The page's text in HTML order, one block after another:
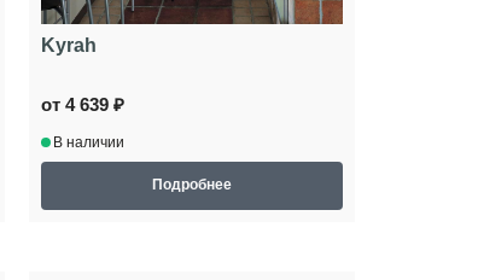
Kyrah
от 4 639 ₽
В наличии
Подробнее